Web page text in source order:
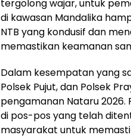
tergolong wajar, untuk
di kawasan Mandalika
NTB yang kondusif dan
memastikan keamanan
Dalam kesempatan yang
Polsek Pujut, dan Polsek
pengamanan Nataru
di pos-pos yang telah
masyarakat untuk